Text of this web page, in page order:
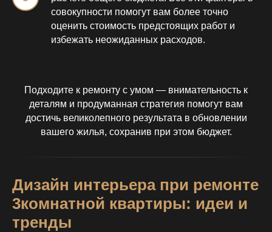
совокупности помогут вам более точно
оценить стоимость предстоящих работ и
избежать неожиданных расходов.
Подходите к ремонту с умом — внимательность к
деталям и продуманная стратегия помогут вам
достичь великолепного результата в обновлении
вашего жилья, сохранив при этом бюджет.
Дизайн интерьера при ремонте
3комнатной квартиры: идеи и
тренды